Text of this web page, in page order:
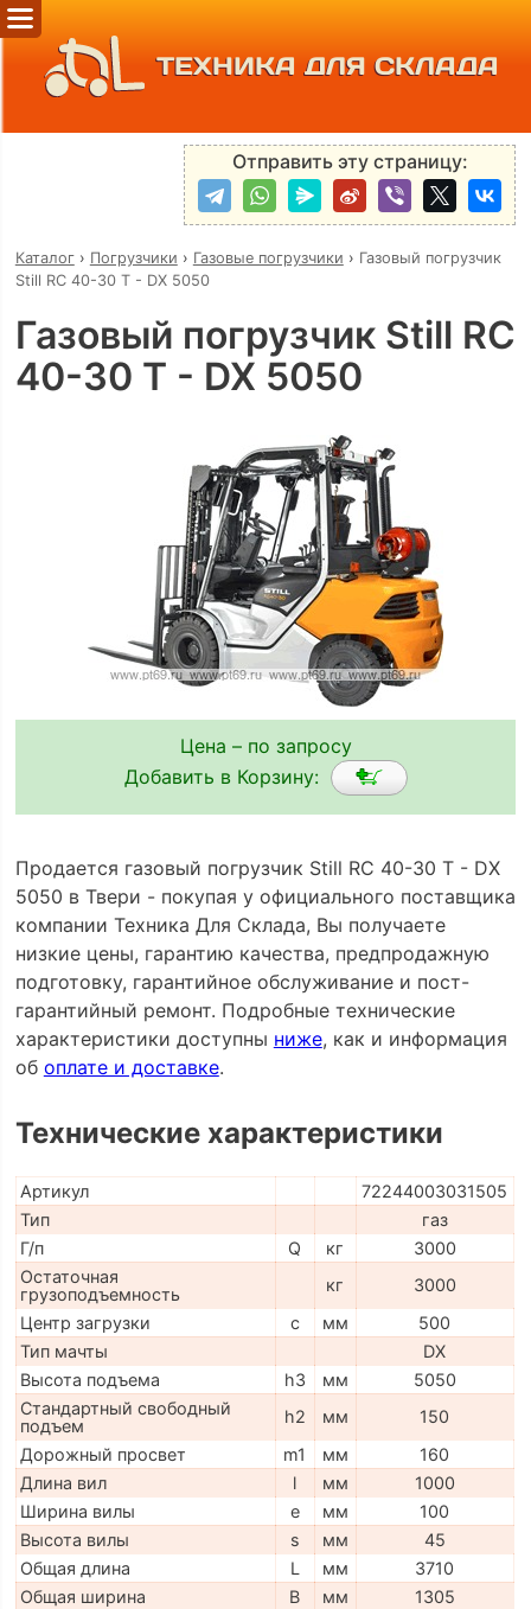
ТЕХНИКА ДЛЯ СКЛАДА
Отправить эту страницу:
Каталог› Погрузчики › Газовые погрузчики › Газовый погрузчик
Still RC 40-30 T - DX 5050
Газовый погрузчик Still RC
40-30 T - DX 5050
Цена – по запросу
Добавить в Корзину:
Продается газовый погрузчик Still RC 40-30 T - DX
5050 в Твери - покупая у официального поставщика
компании Техника Для Склада, Вы получаете
низкие цены, гарантию качества, предпродажную
подготовку, гарантийное обслуживание и пост-
гарантийный ремонт. Подробные технические
характеристики доступны ниже, как и информация
об оплате и доставке.
Технические характеристики
Артикул
72244003031505
Тип
газ
Г/п
Q кг
3000
Остаточная
грузоподъемность
кг
3000
Центр загрузки
c мм
500
Тип мачты
DX
Высота подъема
h3 мм
5050
Стандартный свободный
подъем
h2 мм
150
Дорожный просвет
m1 мм
160
Длина вил
l мм
1000
Ширина вилы
e мм
100
Высота вилы
s мм
45
Общая длина
L мм
3710
Общая ширина
B мм
1305